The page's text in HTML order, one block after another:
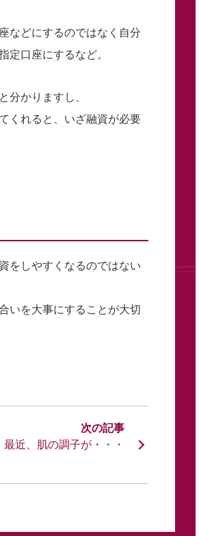
などにするのではなく自分
定口座にするなど。
分かりますし、
くれると、いざ融資が必要
をしやすくなるのではない
いを大事にすることが大切
最近、肌の調子が・・・